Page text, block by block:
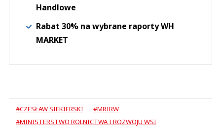
Handlowe
Rabat 30% na wybrane raporty WH
MARKET
#CZESŁAW SIEKIERSKI
#MRIRW
#MINISTERSTWO ROLNICTWA I ROZWOJU WSI